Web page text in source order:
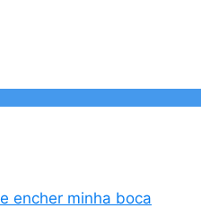
encher minha boca